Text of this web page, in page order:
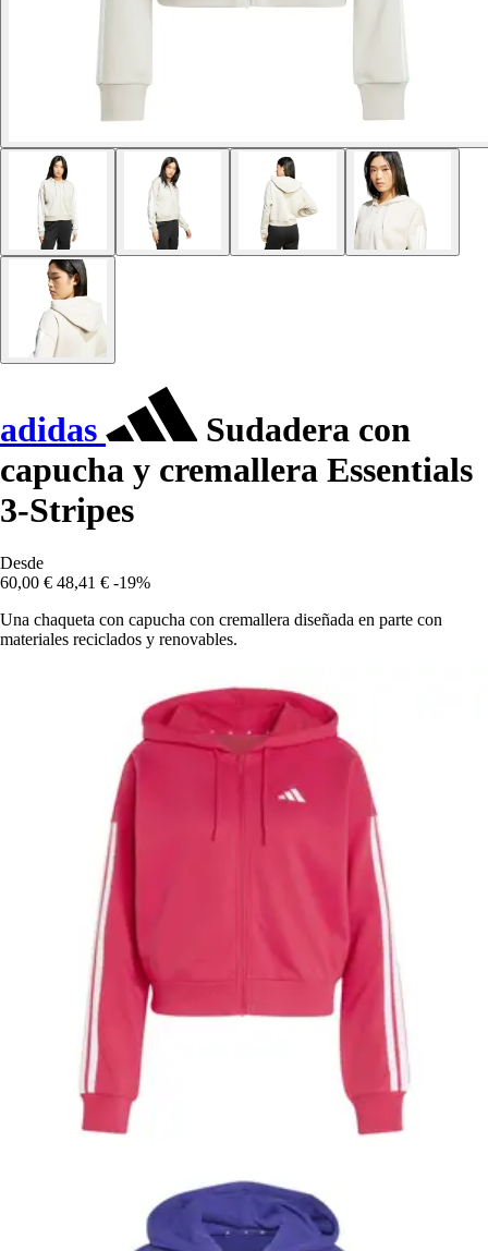
adidas
Sudadera con
capucha y cremallera Essentials
3-Stripes
Desde
60,00 € 48,41 € -19%
Una chaqueta con capucha con cremallera diseñada en parte con
materiales reciclados y renovables.